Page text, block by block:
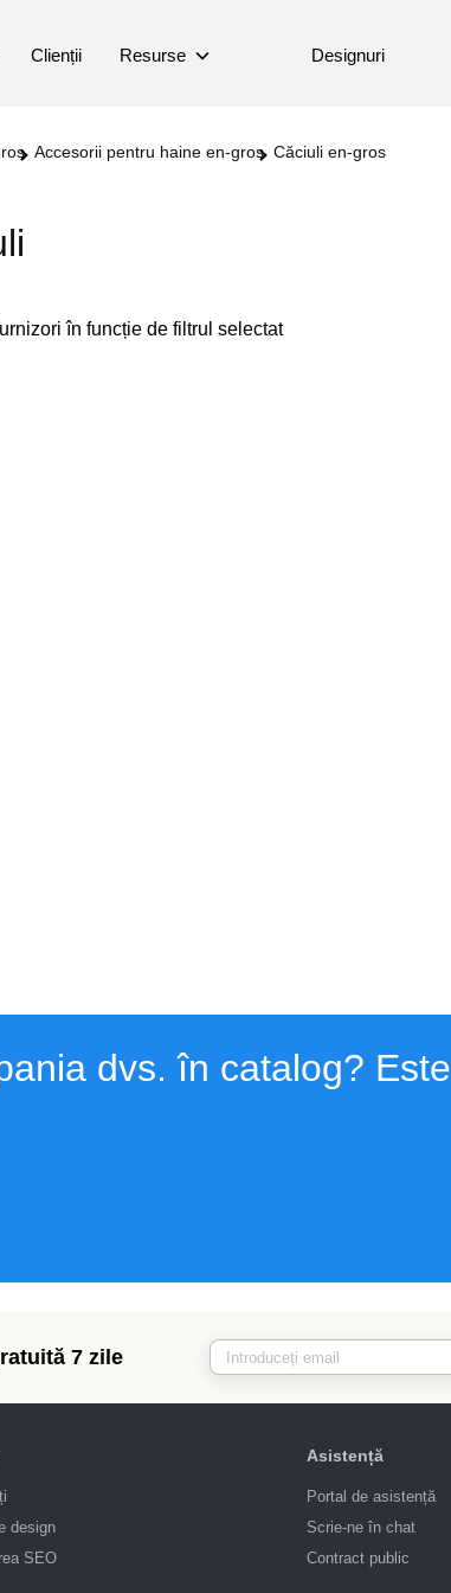
Clienții Resurse Designuri
Accesorii pentru haine en-gros Căciuli en-gros
în funcție de filtrul selectat
dvs. în catalog? Este
7 zile
design
SEO
Asistență
Portal de asistență
Scrie-ne în chat
Contract public